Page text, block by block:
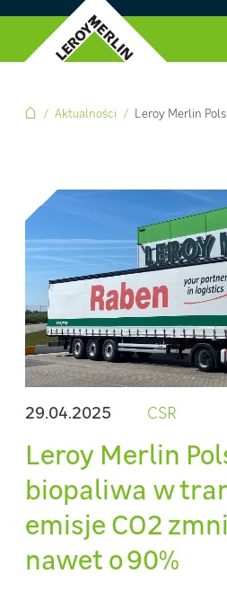
Aktualności Leroy Merlin
29.04.2025 CSR
Leroy Merlin
biopaliwa w
emisje CO2
nawet o 90%